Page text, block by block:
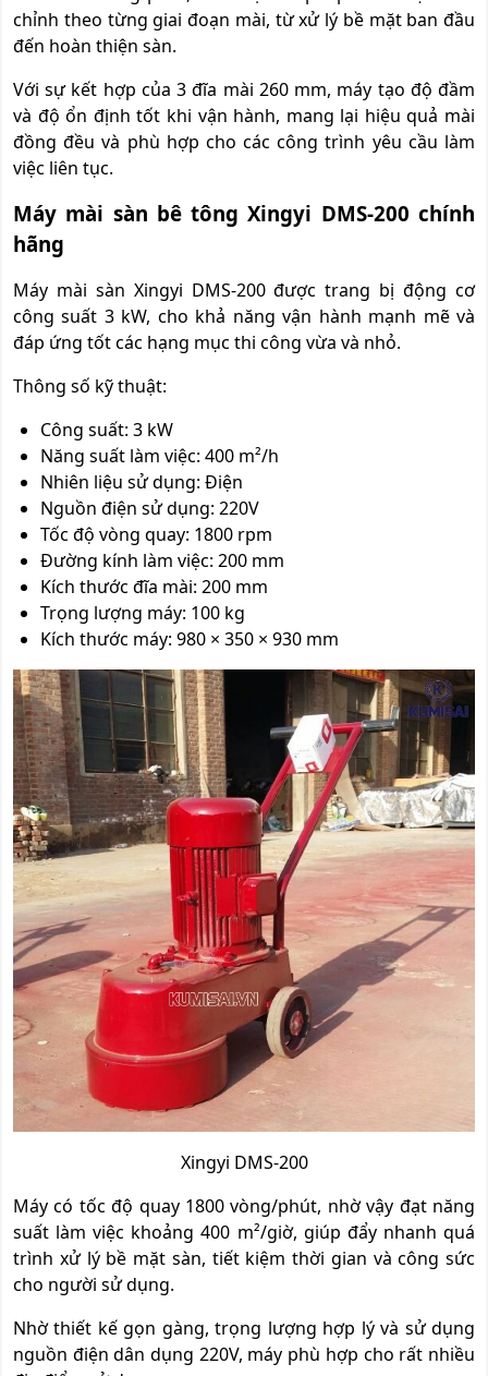
chỉnh theo từng giai đoạn mài, từ xử lý bề mặt ban đầu
đến hoàn thiện sàn.
Với sự kết hợp của 3 đĩa mài 260 mm, máy tạo độ đầm
và độ ổn định tốt khi vận hành, mang lại hiệu quả mài
đồng đều và phù hợp cho các công trình yêu cầu làm
việc liên tục.
Máy mài sàn bê tông Xingyi DMS-200 chính
hãng
Máy mài sàn Xingyi DMS-200 được trang bị động cơ
công suất 3 kW, cho khả năng vận hành mạnh mẽ và
đáp ứng tốt các hạng mục thi công vừa và nhỏ.
Thông số kỹ thuật:
Công suất: 3 kW
Năng suất làm việc: 400 m²/h
Nhiên liệu sử dụng: Điện
Nguồn điện sử dụng: 220V
Tốc độ vòng quay: 1800 rpm
Đường kính làm việc: 200 mm
Kích thước đĩa mài: 200 mm
Trọng lượng máy: 100 kg
Kích thước máy: 980 × 350 × 930 mm
Xingyi DMS-200
Máy có tốc độ quay 1800 vòng/phút, nhờ vậy đạt năng
suất làm việc khoảng 400 m²/giờ, giúp đẩy nhanh quá
trình xử lý bề mặt sàn, tiết kiệm thời gian và công sức
cho người sử dụng.
Nhờ thiết kế gọn gàng, trọng lượng hợp lý và sử dụng
nguồn điện dân dụng 220V, máy phù hợp cho rất nhiều